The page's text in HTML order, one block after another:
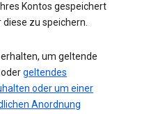
Kontos gespeichert
zu speichern.
um geltende
geltendes
oder um einer
Anordnung